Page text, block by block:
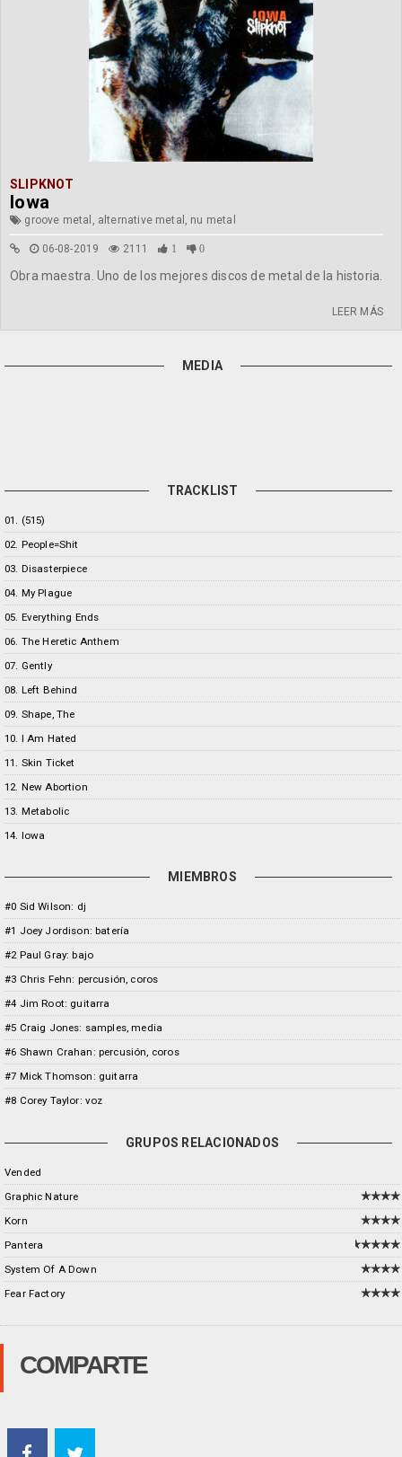
SLIPKNOT
Iowa
groove metal, alternative metal, nu metal
06-08-2019 2111 1 0
Obra maestra. Uno de los mejores discos de metal de la historia.
LEER MÁS
MEDIA
TRACKLIST
01. (515)
02. People=Shit
03. Disasterpiece
04. My Plague
05. Everything Ends
06. The Heretic Anthem
07. Gently
08. Left Behind
09. Shape, The
10. I Am Hated
11. Skin Ticket
12. New Abortion
13. Metabolic
14. Iowa
MIEMBROS
#0 Sid Wilson: dj
#1 Joey Jordison: batería
#2 Paul Gray: bajo
#3 Chris Fehn: percusión, coros
#4 Jim Root: guitarra
#5 Craig Jones: samples, media
#6 Shawn Crahan: percusión, coros
#7 Mick Thomson: guitarra
#8 Corey Taylor: voz
GRUPOS RELACIONADOS
Vended
Graphic Nature
Korn
Pantera
System Of A Down
Fear Factory
COMPARTE